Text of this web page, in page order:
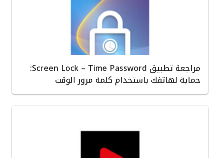
مراجعة تطبيق Screen Lock – Time Password:
حماية لهاتفك باستخدام كلمة مرور الوقت